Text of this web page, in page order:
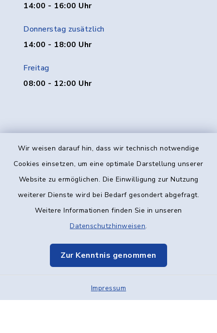
Wir weisen darauf hin, dass wir technisch notwendige
Cookies einsetzen, um eine optimale Darstellung unserer
Website zu ermöglichen. Die Einwilligung zur Nutzung
weiterer Dienste wird bei Bedarf gesondert abgefragt.
Weitere Informationen finden Sie in unseren
Datenschutzhinweisen.
Zur Kenntnis genommen
Impressum
14:00 - 16:00 Uhr
Donnerstag zusätzlich
14:00 - 18:00 Uhr
Freitag
08:00 - 12:00 Uhr
Kontakt
Datenschutz
Elektronische Kommunikation
Sitemap